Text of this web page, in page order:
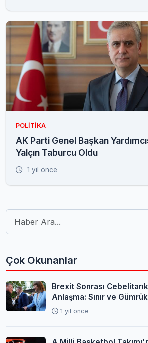
POLITIKA
AK Parti Genel Başkan
Yalçın Taburcu Oldu
1 yıl önce
Çok Okunanlar
Brexit Sonrası
Anlaşma: Sınır ve
1 yıl önce